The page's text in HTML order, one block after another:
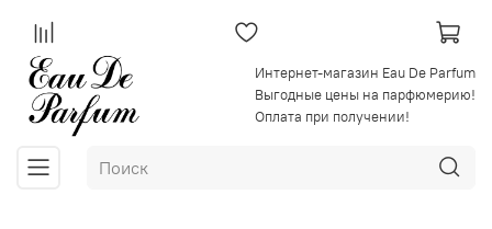
Интернет-магазин Eau De Parfum
Выгодные цены на парфюмерию!
Оплата при получении!